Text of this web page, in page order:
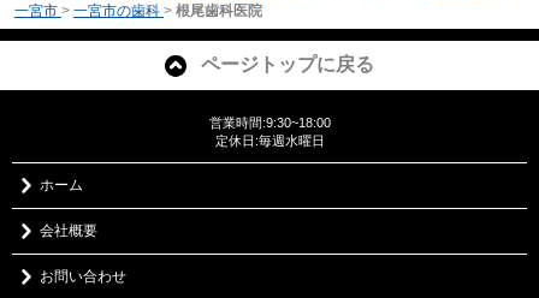
一宮市 > 一宮市の歯科 > 根尾歯科医院
ページトップに戻る
営業時間:9:30~18:00
定休日:毎週水曜日
ホーム
会社概要
お問い合わせ